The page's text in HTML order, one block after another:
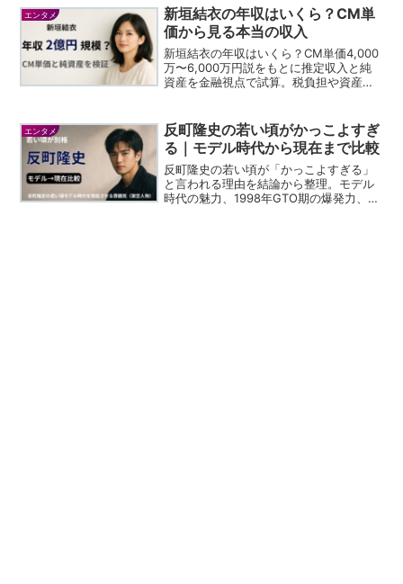
後に女優やCMのモデルでいかんなく発揮
しています。
エンタメ
新垣結衣の年収はいくら？CM単
価から見る本当の収入
新垣結衣の年収はいくら？CM単価4,000
万〜6,000万円説をもとに推定収入と純
資産を金融視点で試算。税負担や資産形
エンタメ
反町隆史の若い頃がかっこよすぎ
る｜モデル時代から現在まで比較
反町隆史の若い頃が「かっこよすぎる」
と言われる理由を結論から整理。モデル
時代の魅力、1998年GTO期の爆発力、現